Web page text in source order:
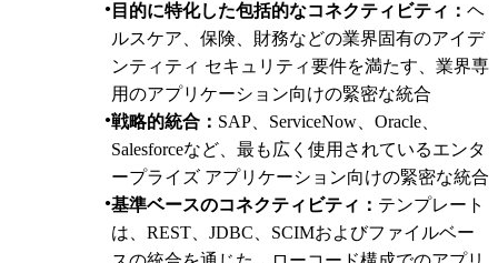
目的に特化した包括的なコネクティビティ： ヘ
ルスケア、保険、財務などの業界固有のアイデ
ンティティ セキュリティ要件を満たす、業界専
用のアプリケーション向けの緊密な統合
戦略的統合： SAP、ServiceNow、Oracle、
Salesforceなど、最も広く使用されているエンタ
ープライズ アプリケーション向けの緊密な統合
基準ベースのコネクティビティ： テンプレート
は、REST、JDBC、SCIMおよびファイルベー